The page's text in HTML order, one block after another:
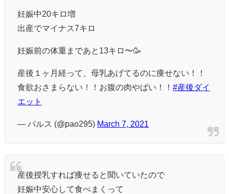
妊娠中20キロ増
出産でマイナス7キロ
妊娠前の体重まであと13キロ〜🥳
産後１ヶ月経って、母乳あげてるのに痩せない！！
食欲おさまらない！！お腹の肉やばい！！ #産後ダイ
エット
— パルス (@pao295) March 7, 2021
産後授乳すれば痩せると聞いていたので
妊娠中安心して食べまくって